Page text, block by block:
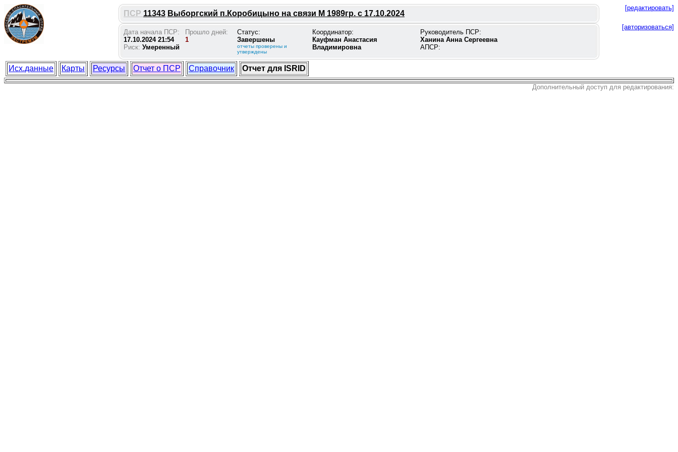
ПСР 11343 Выборгский п.Коробицыно на связи М 1989гр. с 17.10.2024
[редактировать]
Дата начала ПСР:
17.10.2024 21:54
Риск: Умеренный
Прошло дней:
1
Статус:
Завершены
отчеты проверены и
утверждены
Координатор:
Кауфман Анастасия
Владимировна
Руководитель ПСР:
Ханина Анна Сергеевна
АПСР:
[авторизоваться]
Исх.данные Карты Ресурсы Отчет о ПСР Справочник Отчет для ISRID
Дополнительный доступ для редактирования: